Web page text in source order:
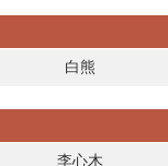
白熊
李心木